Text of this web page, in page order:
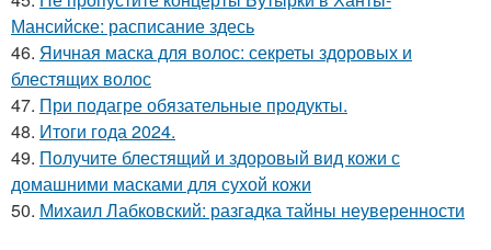
Мансийске: расписание здесь
46. Яичная маска для волос: секреты здоровых и
блестящих волос
47. При подагре обязательные продукты.
48. Итоги года 2024.
49. Получите блестящий и здоровый вид кожи с
домашними масками для сухой кожи
50. Михаил Лабковский: разгадка тайны неуверенности